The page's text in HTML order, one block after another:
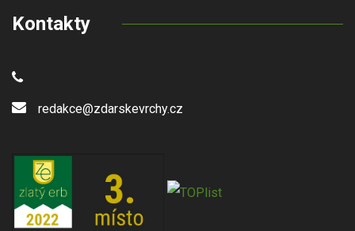
Kontakty
redakce@zdarskevrchy.cz